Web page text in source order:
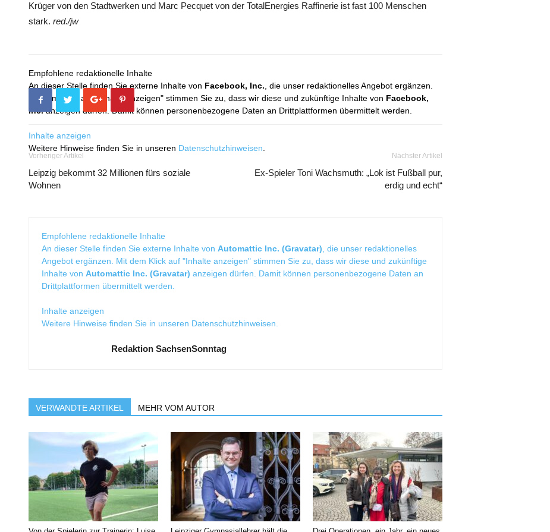
Krüger von den Stadtwerken und Marc Pecquet von der TotalEnergies Raffinerie ist fast 100 Menschen
stark. red./jw
Empfohlene redaktionelle Inhalte
An dieser Stelle finden Sie externe Inhalte von Facebook, Inc. , die unser redaktionelles Angebot ergänzen.
Mit dem Klick auf "Inhalte anzeigen" stimmen Sie zu, dass wir diese und zukünftige Inhalte von Facebook,
Inc.anzeigen dürfen. Damit können personenbezogene Daten an Drittplattformen übermittelt werden.
Inhalte anzeigen
Weitere Hinweise finden Sie in unseren Datenschutzhinweisen
Vorheriger Artikel
Leipzig bekommt 32 Millionen fürs soziale
Wohnen
Nächster Artikel
Ex-Spieler Toni Wachsmuth: „Lok ist Fußball pur,
erdig und echt“
Empfohlene redaktionelle Inhalte
An dieser Stelle finden Sie externe Inhalte von Automattic Inc. (Gravatar) , die unser redaktionelles
Angebot ergänzen. Mit dem Klick auf "Inhalte anzeigen" stimmen Sie zu, dass wir diese und zukünftige
Inhalte von Automattic Inc. (Gravatar) anzeigen dürfen. Damit können personenbezogene Daten an
Drittplattformen übermittelt werden.
Inhalte anzeigen
Weitere Hinweise finden Sie in unseren Datenschutzhinweisen
Redaktion SachsenSonntag
VERWANDTE ARTIKEL MEHR VOM AUTOR